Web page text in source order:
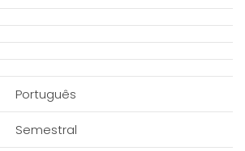
Português
Semestral